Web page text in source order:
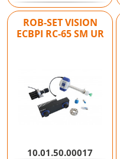
ROB-SET VISION
ECBPI RC-65 SM UR
10.01.50.00017